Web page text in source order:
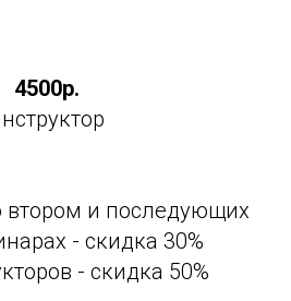
4500р.
втором и последующих
- скидка 30%
- скидка 50%